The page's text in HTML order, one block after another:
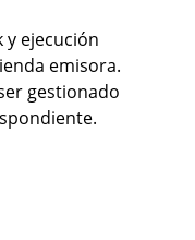
y ejecución
emisora.
gestionado